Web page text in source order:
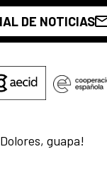
DE NOTICIAS
guapa!